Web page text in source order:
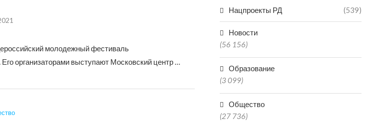
молодежный фестиваль
организаторами выступают Московский центр …
Нацпроекты РД (539)
Новости
(56 156)
Образование
(3 099)
Общество
(27 736)